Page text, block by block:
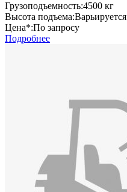
Грузоподъемность:4500 кг
Высота подъема:Варьируется
Цена*:По запросу
Подробнее